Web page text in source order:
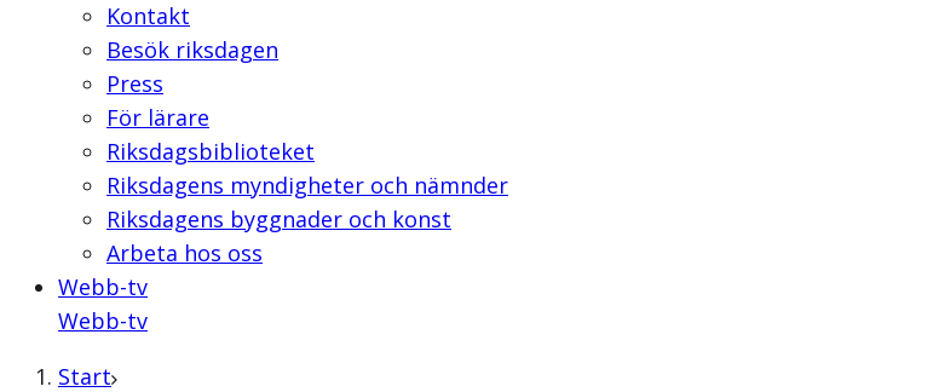
Kontakt
Besök riksdagen
Press
För lärare
Riksdagsbiblioteket
Riksdagens myndigheter och nämnder
Riksdagens byggnader och konst
Arbeta hos oss
Webb-tv
Webb-tv
Start